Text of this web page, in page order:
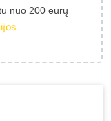
nuo 200 eurų